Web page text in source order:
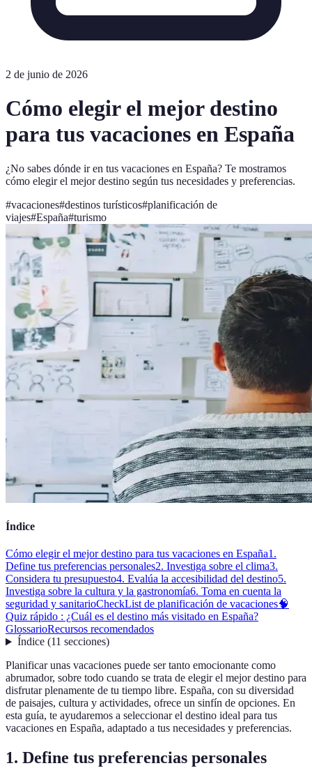
2 de junio de 2026
Cómo elegir el mejor destino
para tus vacaciones en España
¿No sabes dónde ir en tus vacaciones en España? Te mostramos
cómo elegir el mejor destino según tus necesidades y preferencias.
#vacaciones#destinos turísticos#planificación de
viajes#España#turismo
Índice
Cómo elegir el mejor destino para tus vacaciones en España1.
Define tus preferencias personales2. Investiga sobre el clima3.
Considera tu presupuesto4. Evalúa la accesibilidad del destino5.
Investiga sobre la cultura y la gastronomía6. Toma en cuenta la
seguridad y sanitarioCheckList de planificación de vacaciones🧠
Quiz rápido : ¿Cuál es el destino más visitado en España?
GlossarioRecursos recomendados
Índice(11 secciones)
Planificar unas vacaciones puede ser tanto emocionante como
abrumador, sobre todo cuando se trata de elegir el mejor destino para
disfrutar plenamente de tu tiempo libre. España, con su diversidad
de paisajes, cultura y actividades, ofrece un sinfín de opciones. En
esta guía, te ayudaremos a seleccionar el destino ideal para tus
vacaciones en España, adaptado a tus necesidades y preferencias.
1. Define tus preferencias personales